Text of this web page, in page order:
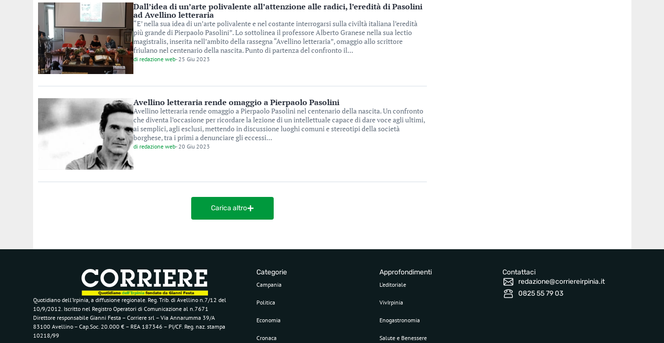
Dall’idea di un’arte polivalente all’attenzione alle radici, l’eredità di Pasolini
ad Avellino letteraria
“E’ nella sua idea di un’arte polivalente e nel costante interrogarsi sulla civiltà italiana l’eredità
più grande di Pierpaolo Pasolini”. Lo sottolinea il professore Alberto Granese nella sua lectio
magistralis, inserita nell’ambito della rassegna “Avellino letteraria”, omaggio allo scrittore
friulano nel centenario della nascita. Punto di partenza del confronto il...
di redazione web- 25 Giu 2023
Avellino letteraria rende omaggio a Pierpaolo Pasolini
Avellino letteraria rende omaggio a Pierpaolo Pasolini nel centenario della nascita. Un confronto
che diventa l’occasione per ricordare la lezione di un intellettuale capace di dare voce agli ultimi,
ai semplici, agli esclusi, mettendo in discussione luoghi comuni e stereotipi della società
borghese, tra i primi a denunciare gli eccessi...
di redazione web- 20 Giu 2023
Carica altro
Quotidiano dell’Irpinia, a diffusione regionale. Reg. Trib. di Avellino n.7/12 del
10/9/2012. Iscritto nel Registro Operatori di Comunicazione al n.7671
Direttore responsabile Gianni Festa – Corriere srl – Via Annarumma 39/A
83100 Avellino – Cap.Soc. 20.000 € – REA 187346 – PI/CF. Reg. naz. stampa
10218/99
Categorie
Campania
Politica
Economia
Cronaca
Approfondimenti
L’editoriale
VivIrpinia
Enogastronomia
Salute e Benessere
Contattaci
redazione@corriereirpinia.it
0825 55 79 03